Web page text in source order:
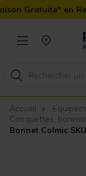
en Relais
Accueil
Casquettes,
Bonnet Colmic